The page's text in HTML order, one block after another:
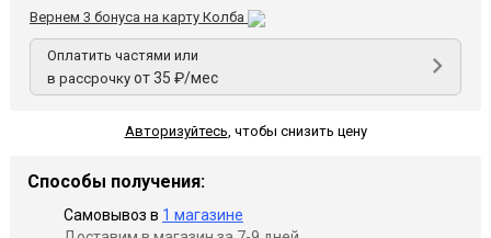
Вернем 3 бонуса на карту Колба
Оплатить частями или
в рассрочку от 35 ₽/мес
Авторизуйтесь, чтобы снизить цену
Способы получения:
Самовывоз в 1 магазине